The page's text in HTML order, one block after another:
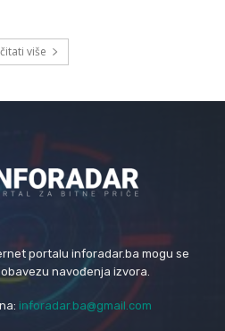
više
portalu inforadar.ba mogu se
navođenja izvora.
inforadar.ba@gmail.com